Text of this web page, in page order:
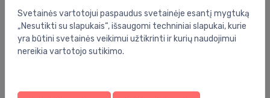
Tvirtinimo tipas: ant grindų
Sėdynės savybės:
Savybės: be lygaus krašto
Svetainės vartotojui paspaudus svetainėje esantį mygtuką
„Nesutikti su slapukais“, išsaugomi techniniai slapukai, kurie
yra būtini svetainės veikimui užtikrinti ir kurių naudojimui
nereikia vartotojo sutikimo.